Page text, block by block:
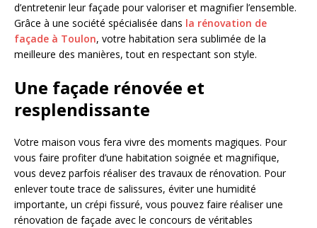
d’entretenir leur façade pour valoriser et magnifier l’ensemble.
Grâce à une société spécialisée dans la rénovation de
façade à Toulon, votre habitation sera sublimée de la
meilleure des manières, tout en respectant son style.
Une façade rénovée et
resplendissante
Votre maison vous fera vivre des moments magiques. Pour
vous faire profiter d’une habitation soignée et magnifique,
vous devez parfois réaliser des travaux de rénovation. Pour
enlever toute trace de salissures, éviter une humidité
importante, un crépi fissuré, vous pouvez faire réaliser une
rénovation de façade avec le concours de véritables